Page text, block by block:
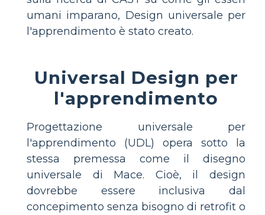
umani imparano, Design universale per
l'apprendimento è stato creato.
Universal Design per
l'apprendimento
Progettazione universale per
l'apprendimento (UDL) opera sotto la
stessa premessa come il disegno
universale di Mace. Cioè, il design
dovrebbe essere inclusiva dal
concepimento senza bisogno di retrofit o